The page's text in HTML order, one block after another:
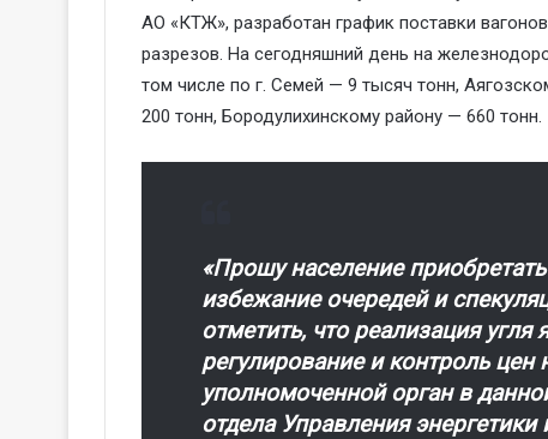
АО «КТЖ», разработан график поставки
разрезов. На сегодняшний день на
том числе по г. Семей — 9 тысяч тонн,
200 тонн, Бородулихинскому району — 660 тонн.
«Прошу население
избежание очередей и
отметить, что реализация угля
регулирование и контроль цен
уполномоченной орган в
отдела Управления